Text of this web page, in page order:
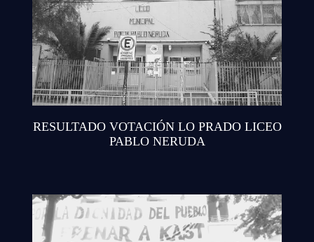
RESULTADO VOTACIÓN LO PRADO LICEO
PABLO NERUDA